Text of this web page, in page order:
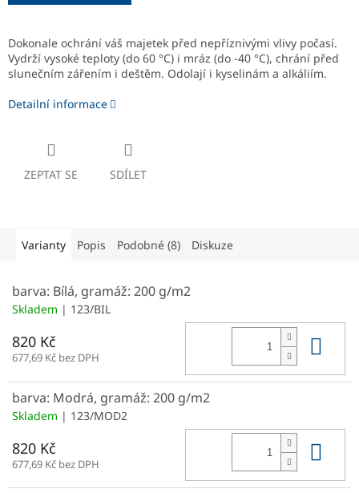
Dokonale ochrání váš majetek před nepříznivými vlivy počasí.
Vydrží vysoké teploty (do 60 °C) i mráz (do -40 °C), chrání před
slunečním zářením i deštěm. Odolají i kyselinám a alkáliím.
Detailní informace
ZEPTAT SE SDÍLET
Varianty Popis Podobné (8) Diskuze
barva: Bílá, gramáž: 200 g/m2
Skladem | 123/BIL
820 Kč
677,69 Kč bez DPH
barva: Modrá, gramáž: 200 g/m2
Skladem | 123/MOD2
820 Kč
677,69 Kč bez DPH